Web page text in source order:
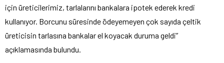
için üreticilerimiz, tarlalarını bankalara ipotek ederek kredi
kullanıyor. Borcunu süresinde ödeyemeyen çok sayıda çeltik
üreticisin tarlasına bankalar el koyacak duruma geldi”
açıklamasında bulundu.